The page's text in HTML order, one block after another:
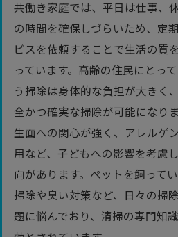
共働き家庭では、平日は仕事、
の時間を確保しづらいため、定
ビスを依頼することで生活の質
っています。高齢の住民にとっ
う掃除は身体的な負担が大きく
全かつ確実な掃除が可能になり
生面への関心が強く、アレルゲ
用など、子どもへの影響を考慮
向があります。ペットを飼って
掃除や臭い対策など、日々の掃
題に悩んでおり、清掃の専門知